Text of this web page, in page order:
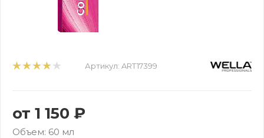
Артикул: ART17399
от 1 150 ₽
Объем: 60 мл